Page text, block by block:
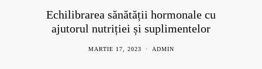
Echilibrarea sănătății hormonale cu
ajutorul nutriției și suplimentelor
MARTIE 17, 2023 ADMIN